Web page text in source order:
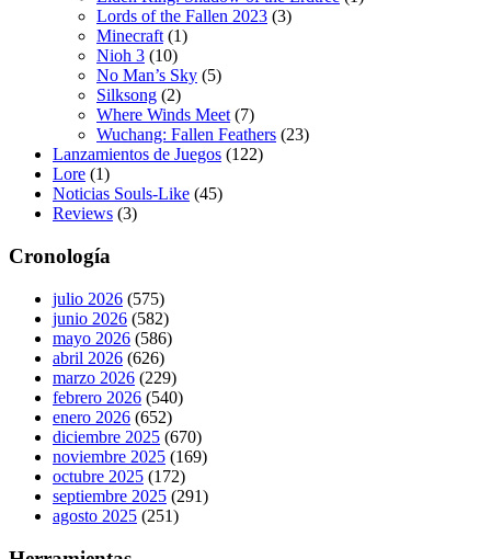
Lords of the Fallen 2023 (3)
Minecraft (1)
Nioh 3 (10)
No Man’s Sky (5)
Silksong (2)
Where Winds Meet (7)
Wuchang: Fallen Feathers (23)
Lanzamientos de Juegos (122)
Lore (1)
Noticias Souls-Like (45)
Reviews (3)
Cronología
julio 2026 (575)
junio 2026 (582)
mayo 2026 (586)
abril 2026 (626)
marzo 2026 (229)
febrero 2026 (540)
enero 2026 (652)
diciembre 2025 (670)
noviembre 2025 (169)
octubre 2025 (172)
septiembre 2025 (291)
agosto 2025 (251)